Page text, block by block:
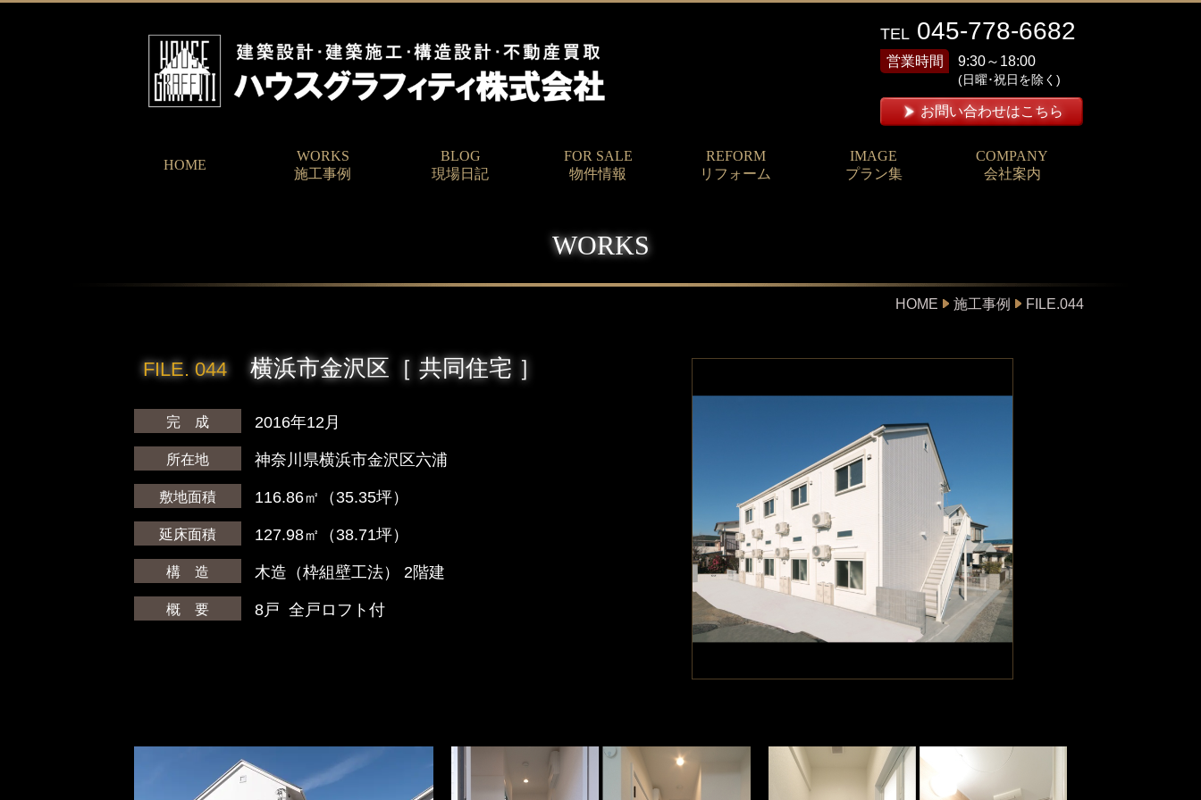
TEL 045-778-6682
営業時間 9:30～18:00
(日曜･祝日を除く)
お問い合わせはこちら
HOME
WORKS
施工事例
BLOG
現場日記
FOR SALE
物件情報
REFORM
リフォーム
IMAGE
プラン集
COMPANY
会社案内
WORKS
HOME 施工事例 FILE.044
FILE. 044横浜市金沢区［ 共同住宅 ］
完 成 2016年12月
所在地 神奈川県横浜市金沢区六浦
敷地面積 116.86㎡（35.35坪）
延床面積 127.98㎡（38.71坪）
構 造 木造（枠組壁工法） 2階建
概 要 8戸 全戸ロフト付